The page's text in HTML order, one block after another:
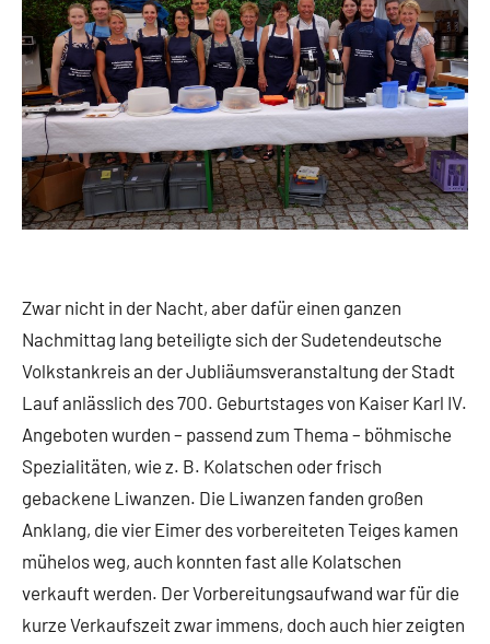
Zwar nicht in der Nacht, aber dafür einen ganzen
Nachmittag lang beteiligte sich der Sudetendeutsche
Volkstankreis an der Jubliäumsveranstaltung der Stadt
Lauf anlässlich des 700. Geburtstages von Kaiser Karl IV.
Angeboten wurden – passend zum Thema – böhmische
Spezialitäten, wie z. B. Kolatschen oder frisch
gebackene Liwanzen. Die Liwanzen fanden großen
Anklang, die vier Eimer des vorbereiteten Teiges kamen
mühelos weg, auch konnten fast alle Kolatschen
verkauft werden. Der Vorbereitungsaufwand war für die
kurze Verkaufszeit zwar immens, doch auch hier zeigten